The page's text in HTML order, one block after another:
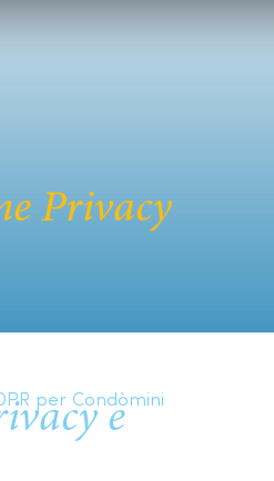
Privacy
per Condòmini
e